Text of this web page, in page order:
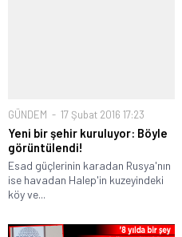
GÜNDEM 17 Şubat 2016 17:23
Yeni bir şehir kuruluyor: Böyle
görüntülendi!
Esad güçlerinin karadan Rusya'nın
ise havadan Halep'in kuzeyindeki
köy ve...